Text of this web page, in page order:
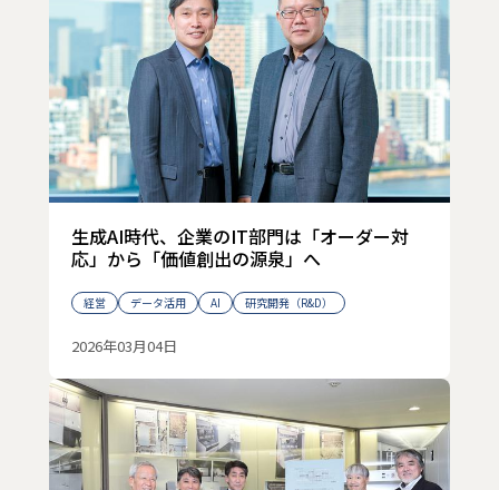
生成AI時代、企業のIT部門は「オーダー対
応」から「価値創出の源泉」へ
経営 データ活用 AI 研究開発（R&D）
2026年03月04日